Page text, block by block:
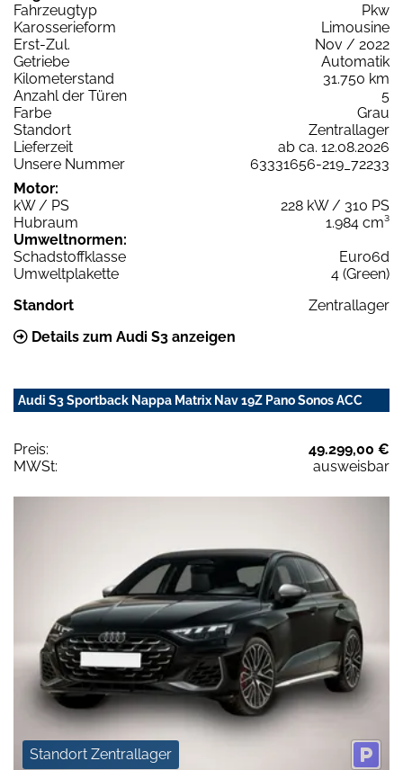
Fahrzeugtyp
Pkw
Karosserieform
Limousine
Erst-Zul.
Nov / 2022
Getriebe
Automatik
Kilometerstand
31.750 km
Anzahl der Türen
5
Farbe
Grau
Standort
Zentrallager
Lieferzeit
ab ca. 12.08.2026
Unsere Nummer
63331656-219_72233
Motor:
kW / PS
228 kW / 310 PS
Hubraum
1.984 cm³
Umweltnormen:
Schadstoffklasse
Euro6d
Umweltplakette
4 (Green)
Standort
Zentrallager
Details zum Audi S3 anzeigen
Audi S3 Sportback Nappa Matrix Nav 19Z Pano Sonos ACC
Preis:
49.299,00 €
MWSt:
ausweisbar
Standort Zentrallager